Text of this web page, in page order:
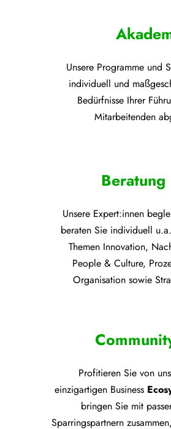
Unsere Programme und
individuell und
Bedürfnisse Ihrer
Mitarbeitenden
Beratung
Unsere Expert:innen
beraten Sie individuell
Themen Innovation,
People & Culture,
Organisation sowie
Profitieren Sie von
einzigartigen Business
bringen Sie mit
Sparringspartnern